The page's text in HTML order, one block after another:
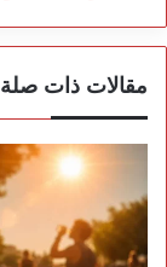
مقالات ذات صلة